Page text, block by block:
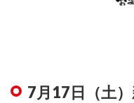
7月17日（土